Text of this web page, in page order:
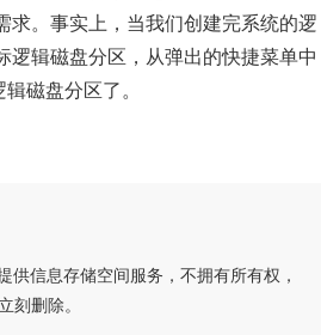
。事实上，当我们创建完系统的逻
辑磁盘分区，从弹出的快捷菜单中
磁盘分区了。
信息存储空间服务，不拥有所有权，
删除。